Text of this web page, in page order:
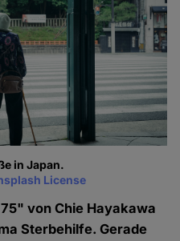
in Japan.
License
von Chie Hayakawa
Sterbehilfe. Gerade